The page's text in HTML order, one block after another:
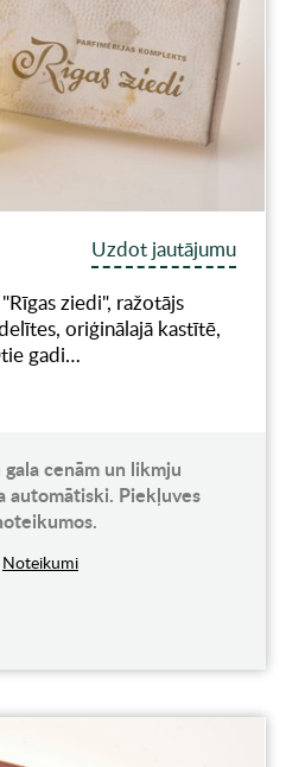
Uzdot jautājumu
ziedi", ražotājs
oriģinālajā kastītē,
gadi…
cenām un likmju
automātiski. Piekļuves
Noteikumi